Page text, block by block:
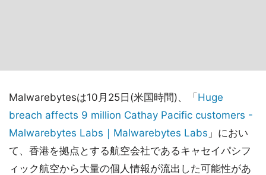
Malwarebytesは10月25日(米国時間)、「 Huge
breach affects 9 million Cathay Pacific customers -
Malwarebytes Labs｜Malwarebytes Labs 」におい
て、香港を拠点とする航空会社であるキャセイパシフ
ィック航空から大量の個人情報が流出した可能性があ